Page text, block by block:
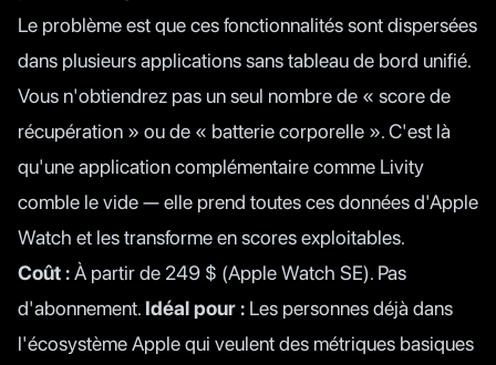
Le problème est que ces fonctionnalités sont dispersées
dans plusieurs applications sans tableau de bord unifié.
Vous n'obtiendrez pas un seul nombre de « score de
récupération » ou de « batterie corporelle ». C'est là
qu'une application complémentaire comme Livity
comble le vide — elle prend toutes ces données d'Apple
Watch et les transforme en scores exploitables.
Coût :À partir de 249 $ (Apple Watch SE). Pas
d'abonnement. Idéal pour : Les personnes déjà dans
l'écosystème Apple qui veulent des métriques basiques